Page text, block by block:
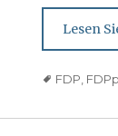
Lesen
TagsFDP,